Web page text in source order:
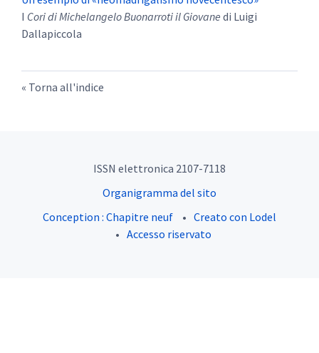
I Cori di Michelangelo Buonarroti il Giovane di Luigi
Dallapiccola
Torna all'indice
ISSN elettronica 2107-7118
Organigramma del sito
Conception : Chapitre neuf
Creato con Lodel
Accesso riservato